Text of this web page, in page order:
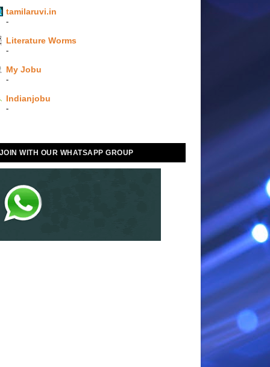
tamilaruvi.in
-
Literature Worms
-
My Jobu
-
Indianjobu
-
WITH OUR WHATSAPP GROUP